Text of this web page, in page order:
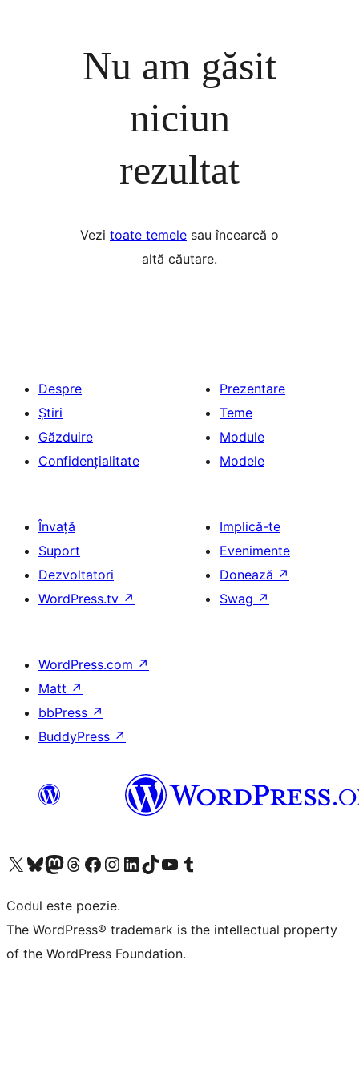
Nu am găsit
niciun
rezultat
Vezi toate temele sau încearcă o
altă căutare.
Despre
Știri
Găzduire
Confidențialitate
Prezentare
Teme
Module
Modele
Învață
Suport
Dezvoltatori
WordPress.tv ↗
Implică-te
Evenimente
Donează ↗
Swag ↗
WordPress.com ↗
Matt ↗
bbPress ↗
BuddyPress ↗
Mergi la contul nostru X (fost Twitter)
Vizitează contul nostru Bluesky
Vizitează contul nostru Mastodon
Vizitează contul nostru Threads
Vizitează pagina noastră Facebook
Vizitează-ne pe Instagram
Vizitează-ne pe LinkedIn
Vizitează contul nostru TikTok
Vizitează canalul nostru YouTube
Vizitează contul nostru Tumblr
Codul este poezie.
The WordPress® trademark is the intellectual property
of the WordPress Foundation.